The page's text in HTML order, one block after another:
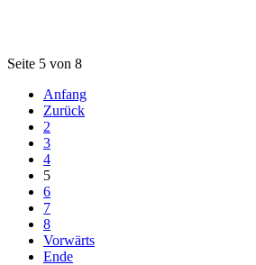
Seite 5 von 8
Anfang
Zurück
2
3
4
5
6
7
8
Vorwärts
Ende